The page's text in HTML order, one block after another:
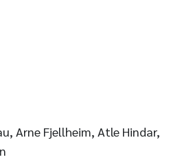
Arne Fjellheim, Atle Hindar,